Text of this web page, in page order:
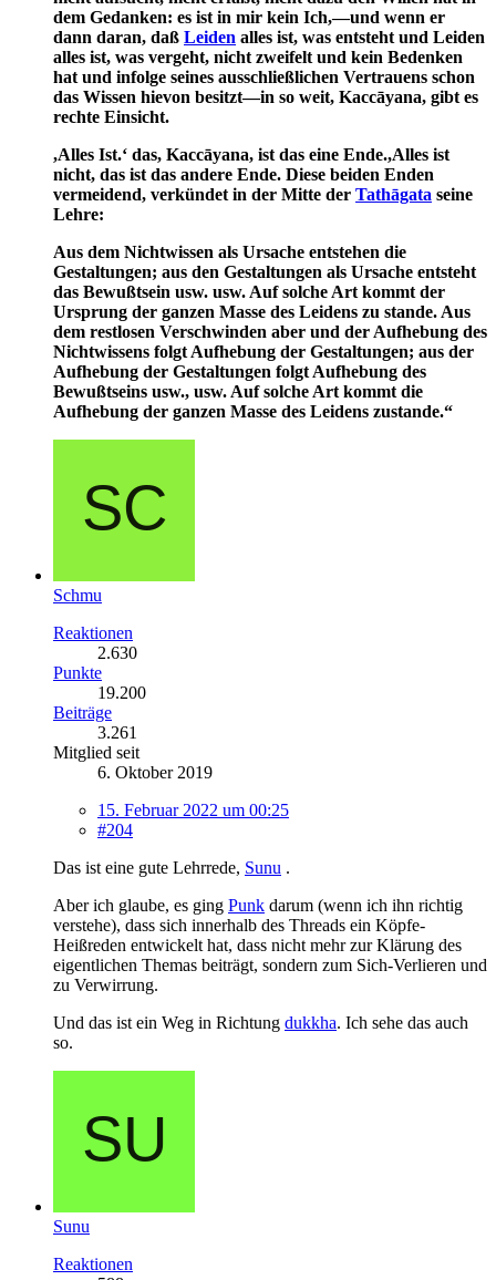
dem Gedanken: es ist in mir kein Ich,—und wenn er
dann daran, daß Leiden alles ist, was entsteht und Leiden
alles ist, was vergeht, nicht zweifelt und kein Bedenken
hat und infolge seines ausschließlichen Vertrauens schon
das Wissen hievon besitzt—in so weit, Kaccāyana, gibt es
rechte Einsicht.
,Alles Ist.‘ das, Kaccāyana, ist das eine Ende.,Alles ist
nicht, das ist das andere Ende. Diese beiden Enden
vermeidend, verkündet in der Mitte der Tathāgata seine
Lehre:
Aus dem Nichtwissen als Ursache entstehen die
Gestaltungen; aus den Gestaltungen als Ursache entsteht
das Bewußtsein usw. usw. Auf solche Art kommt der
Ursprung der ganzen Masse des Leidens zu stande. Aus
dem restlosen Verschwinden aber und der Aufhebung des
Nichtwissens folgt Aufhebung der Gestaltungen; aus der
Aufhebung der Gestaltungen folgt Aufhebung des
Bewußtseins usw., usw. Auf solche Art kommt die
Aufhebung der ganzen Masse des Leidens zustande.“
Schmu
Reaktionen
2.630
Punkte
19.200
Beiträge
3.261
Mitglied seit
6. Oktober 2019
15. Februar 2022 um 00:25
#204
Das ist eine gute Lehrrede, Sunu .
Aber ich glaube, es ging Punk darum (wenn ich ihn richtig
verstehe), dass sich innerhalb des Threads ein Köpfe-
Heißreden entwickelt hat, dass nicht mehr zur Klärung des
eigentlichen Themas beiträgt, sondern zum Sich-Verlieren und
zu Verwirrung.
Und das ist ein Weg in Richtung dukkha. Ich sehe das auch
so.
Sunu
Reaktionen